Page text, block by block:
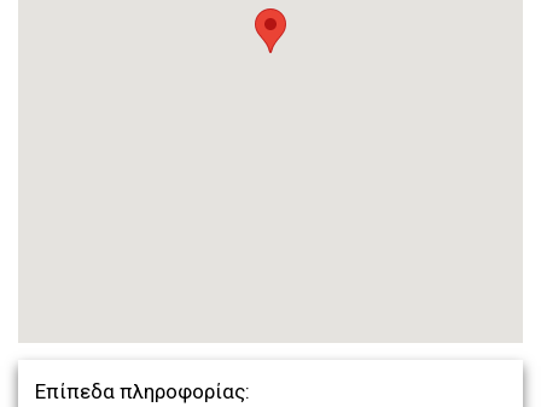
Επίπεδα πληροφορίας: